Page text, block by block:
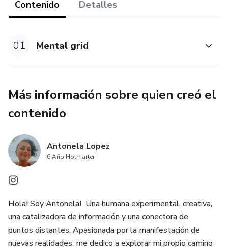
Contenido Detalles
01 Mental grid
Más información sobre quien creó el
contenido
Antonela Lopez
6 Año Hotmarter
Hola! Soy Antonela! Una humana experimental, creativa,
una catalizadora de información y una conectora de
puntos distantes. Apasionada por la manifestación de
nuevas realidades, me dedico a explorar mi propio camino